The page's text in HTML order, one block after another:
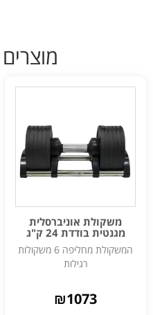
משקולת אוניברסלית
מגנטית בודדת 24 ק"ג
המשקולת מחליפה 6 משקולות
רגילות
₪1073